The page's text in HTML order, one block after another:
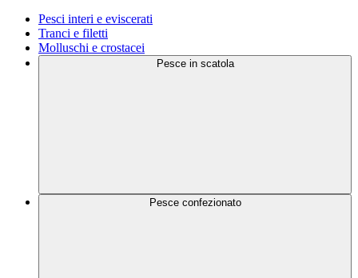
Pesci interi e eviscerati
Tranci e filetti
Molluschi e crostacei
Pesce in scatola
Pesce confezionato